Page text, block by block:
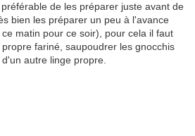
de les préparer juste avant de
bien les préparer un peu à l'avance
matin pour ce soir), pour cela il faut
fariné, saupoudrer les gnocchis
autre linge propre.